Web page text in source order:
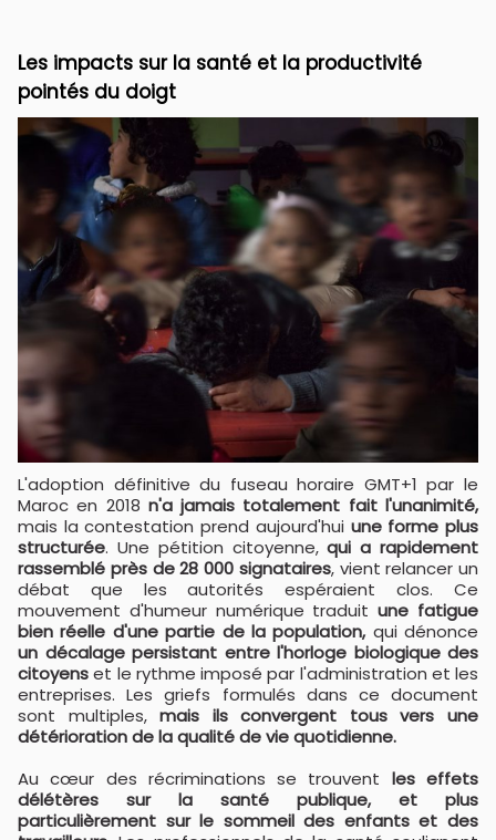
Les impacts sur la santé et la productivité
pointés du doigt
L'adoption définitive du fuseau horaire GMT+1 par le
Maroc en 2018 n'a jamais totalement fait l'unanimité,
mais la contestation prend aujourd'hui une forme plus
structurée. Une pétition citoyenne,qui a rapidement
rassemblé près de 28 000 signataires, vient relancer un
débat que les autorités espéraient clos. Ce
mouvement d'humeur numérique traduitune fatigue
bien réelle d'une partie de la population,qui dénonce
un décalage persistant entre l'horloge biologique des
citoyenset le rythme imposé par l'administration et les
entreprises. Les griefs formulés dans ce document
sont multiples,mais ils convergent tous vers une
détérioration de la qualité de vie quotidienne.
Au cœur des récriminations se trouvent les effets
délétères sur la santé publique, et plus
particulièrement sur le sommeil des enfants et des